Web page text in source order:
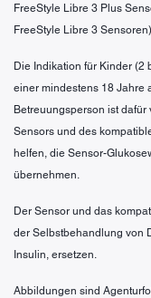
FreeStyle Libre 3 Plus
FreeStyle Libre 3
Die Indikation für Kinder (2
einer mindestens 18 Jahre
Betreuungsperson ist
Sensors und des
helfen, die Sensor-
übernehmen.
Der Sensor und das
der Selbstbehandlung von
Insulin, ersetzen.
Abbildungen sind